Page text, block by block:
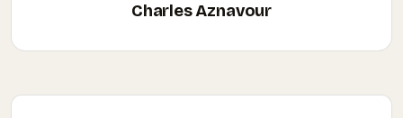
Charles Aznavour